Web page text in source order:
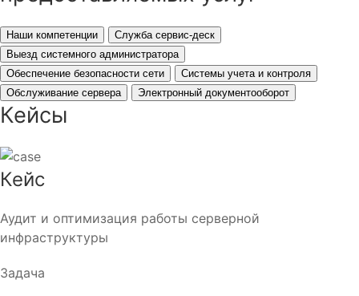
Наши компетенции
Служба сервис-деск
Выезд системного администратора
Обеспечение безопасности сети
Системы учета и контроля
Обслуживание сервера
Электронный документооборот
Кейсы
Кейс
Аудит и оптимизация работы серверной
инфраструктуры
Задача